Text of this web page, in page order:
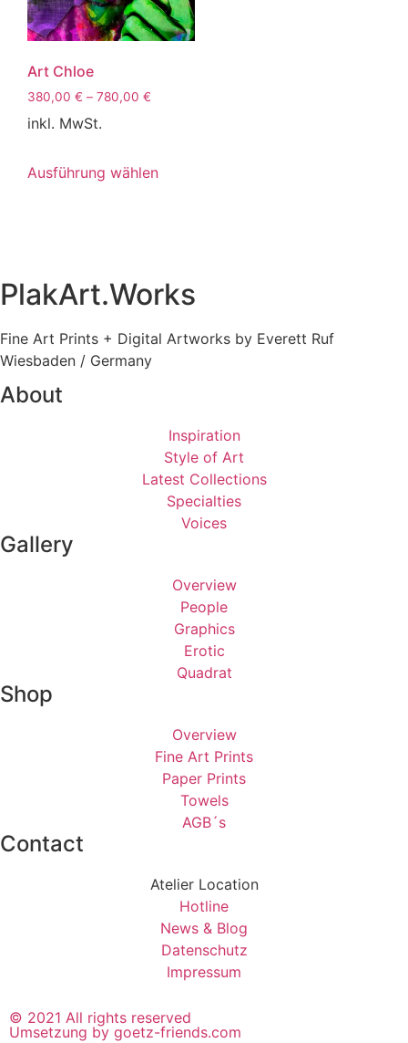
Art Chloe
380,00 € – 780,00 €
inkl. MwSt.
Ausführung wählen
PlakArt.Works
Fine Art Prints + Digital Artworks by Everett Ruf
Wiesbaden / Germany
About
Inspiration
Style of Art
Latest Collections
Specialties
Voices
Gallery
Overview
People
Graphics
Erotic
Quadrat
Shop
Overview
Fine Art Prints
Paper Prints
Towels
AGB´s
Contact
Atelier Location
Hotline
News & Blog
Datenschutz
Impressum
© 2021 All rights reserved
Umsetzung by goetz-friends.com